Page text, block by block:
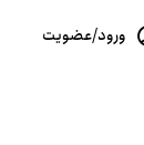
ورود/عضویت